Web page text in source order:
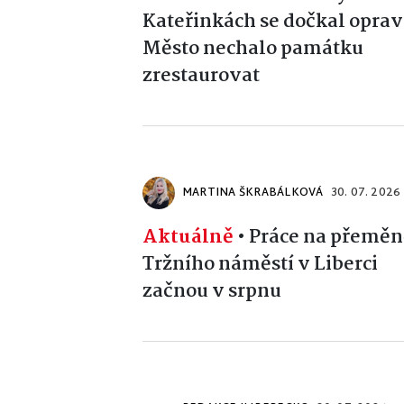
Kateřinkách se dočkal
Město nechalo památku
zrestaurovat
MARTINA ŠKRABÁLKOVÁ 30. 07. 2026
Aktuálně • Práce na
Tržního náměstí v Liberci
začnou v srpnu